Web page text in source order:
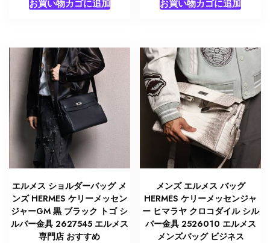
お買い物カゴに追加 お買い物カゴに追加
エルメス ショルダーバッグ メ
ンズ HERMES ケリーメッセン
ジャーGM 黒 ブラック トゴ シ
ルバー金具 2627545 エルメス
専門店 おすすめ
メンズ エルメス バッグ
HERMES ケリーメッセンジャ
ー ヒマラヤ クロコダイル シル
バー金具 2526010 エルメス
メンズバッグ ビジネス